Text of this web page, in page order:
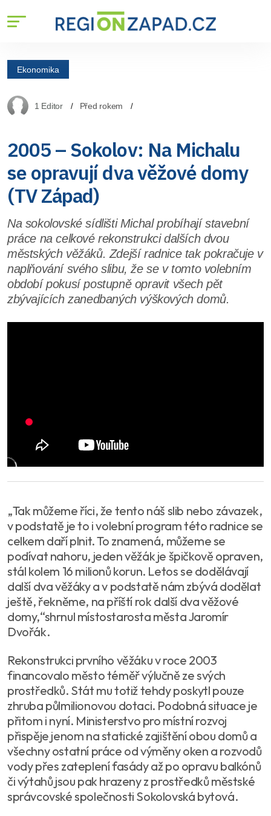
Ekonomika
1 Editor Před rokem
2005 – Sokolov: Na Michalu
se opravují dva věžové domy
(TV Západ)
Na sokolovské sídlišti Michal probíhají stavební
práce na celkové rekonstrukci dalších dvou
městských věžáků. Zdejší radnice tak pokračuje v
naplňování svého slibu, že se v tomto volebním
období pokusí postupně opravit všech pět
zbývajících zanedbaných výškových domů.
„Tak můžeme říci, že tento náš slib nebo závazek,
v podstatě je to i volební program této radnice se
celkem daří plnit. To znamená, můžeme se
podívat nahoru, jeden věžák je špičkově opraven,
stál kolem 16 milionů korun. Letos se dodělávají
další dva věžáky a v podstatě nám zbývá dodělat
ještě, řekněme, na příští rok další dva věžové
domy,“shrnul místostarosta města Jaromír
Dvořák.
Rekonstrukci prvního věžáku v roce 2003
financovalo město téměř výlučně ze svých
prostředků. Stát mu totiž tehdy poskytl pouze
zhruba půlmilionovou dotaci. Podobná situace je
přitom i nyní. Ministerstvo pro místní rozvoj
přispěje jenom na statické zajištění obou domů a
všechny ostatní práce od výměny oken a rozvodů
vody přes zateplení fasády až po opravu balkónů
či výtahů jsou pak hrazeny z prostředků městské
správcovské společnosti Sokolovská bytová.